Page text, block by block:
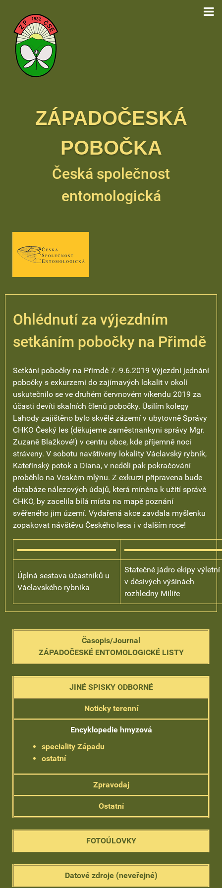
ZÁPADOČESKÁ
POBOČKA
Česká společnost
entomologická
Ohlédnutí za výjezdním
setkáním pobočky na Přimdě
Setkání pobočky na Přimdě 7.-9.6.2019 Výjezdní jednání
pobočky s exkurzemi do zajímavých lokalit v okolí
uskutečnilo se ve druhém červnovém víkendu 2019 za
účasti devíti skalních členů pobočky. Úsilím kolegy
Lahody zajištěno bylo skvělé zázemí v ubytovně Správy
CHKO Český les (děkujeme zaměstnankyni správy Mgr.
Zuzaně Blažkové!) v centru obce, kde příjemně noci
stráveny. V sobotu navštíveny lokality Václavský rybník,
Kateřinský potok a Diana, v neděli pak pokračování
proběhlo na Veském mlýnu. Z exkurzí připravena bude
databáze nálezových údajů, která míněna k užití správě
CHKO, by zacelila bílá místa na mapě poznání
svěřeného jim území. Vydařená akce zavdala myšlenku
zopakovat návštěvu Českého lesa i v dalším roce!
Úplná sestava účastníků u
Václavského rybníka
Statečné jádro ekipy výletní
v děsivých výšinách
rozhledny Milíře
Časopis/Journal
ZÁPADOČESKÉ ENTOMOLOGICKÉ LISTY
JINÉ SPISKY ODBORNÉ
Noticky terenní
Encyklopedie hmyzová
speciality Západu
ostatní
Zpravodaj
Ostatní
FOTOÚLOVKY
Datové zdroje (neveřejné)